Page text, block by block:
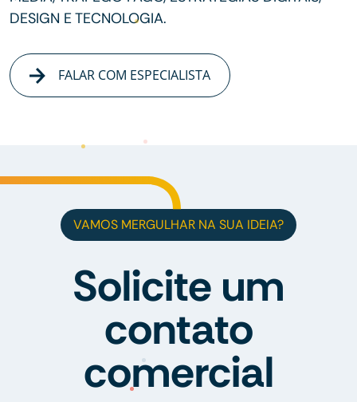
DESIGN E TECNOLOGIA.
FALAR COM ESPECIALISTA
VAMOS MERGULHAR NA SUA IDEIA?
Solicite um
contato
comercial